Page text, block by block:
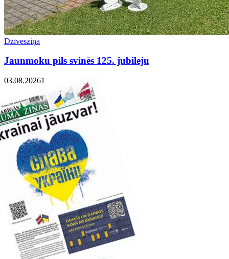
Dzīvesziņa
Jaunmoku pils svinēs 125. jubileju
03.08.20261